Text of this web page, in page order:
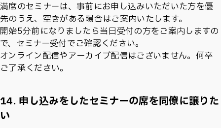
満席のセミナーは、事前にお申し込みいただいた方を優
先のうえ、空きがある場合はご案内いたします。
開始5分前になりましたら当日受付の方をご案内しますの
で、セミナー受付でご確認ください。
オンライン配信やアーカイブ配信はございません。何卒
ご了承ください。
14. 申し込みをしたセミナーの席を同僚に譲りた
い